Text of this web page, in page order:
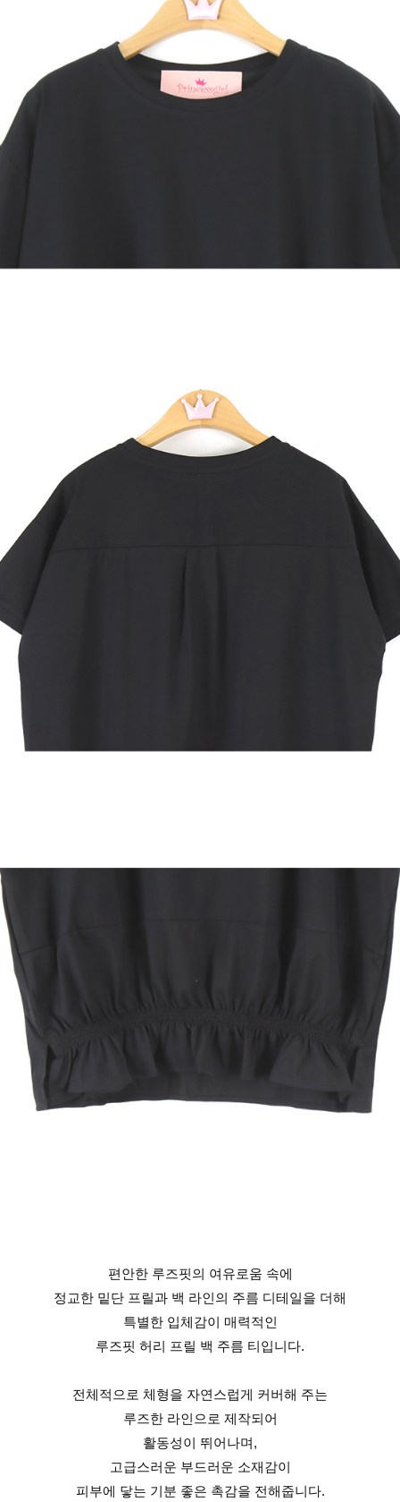
편안한 루즈핏의 여유로움 속에
정교한 밑단 프릴과 백 라인의 주름 디테일을 더해
특별한 입체감이 매력적인
루즈핏 허리 프릴 백 주름 티입니다.
전체적으로 체형을 자연스럽게 커버해 주는
루즈한 라인으로 제작되어
활동성이 뛰어나며,
고급스러운 부드러운 소재감이
피부에 닿는 기분 좋은 촉감을 전해줍니다.